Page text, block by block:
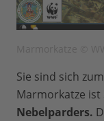
Sie sind sich
Marmorkatze ist
Nebelparders.